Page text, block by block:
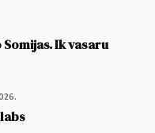
Somijas. Ik vasaru